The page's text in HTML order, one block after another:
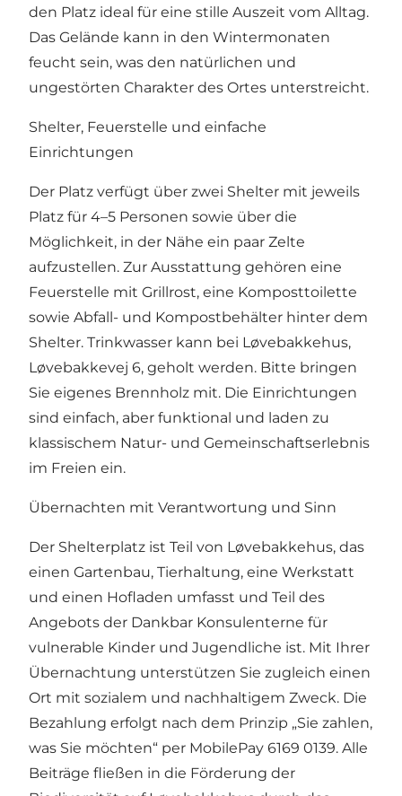
den Platz ideal für eine stille Auszeit vom Alltag.
Das Gelände kann in den Wintermonaten
feucht sein, was den natürlichen und
ungestörten Charakter des Ortes unterstreicht.
Shelter, Feuerstelle und einfache
Einrichtungen
Der Platz verfügt über zwei Shelter mit jeweils
Platz für 4–5 Personen sowie über die
Möglichkeit, in der Nähe ein paar Zelte
aufzustellen. Zur Ausstattung gehören eine
Feuerstelle mit Grillrost, eine Komposttoilette
sowie Abfall- und Kompostbehälter hinter dem
Shelter. Trinkwasser kann bei Løvebakkehus,
Løvebakkevej 6, geholt werden. Bitte bringen
Sie eigenes Brennholz mit. Die Einrichtungen
sind einfach, aber funktional und laden zu
klassischem Natur- und Gemeinschaftserlebnis
im Freien ein.
Übernachten mit Verantwortung und Sinn
Der Shelterplatz ist Teil von Løvebakkehus, das
einen Gartenbau, Tierhaltung, eine Werkstatt
und einen Hofladen umfasst und Teil des
Angebots der Dankbar Konsulenterne für
vulnerable Kinder und Jugendliche ist. Mit Ihrer
Übernachtung unterstützen Sie zugleich einen
Ort mit sozialem und nachhaltigem Zweck. Die
Bezahlung erfolgt nach dem Prinzip „Sie zahlen,
was Sie möchten“ per MobilePay 6169 0139. Alle
Beiträge fließen in die Förderung der